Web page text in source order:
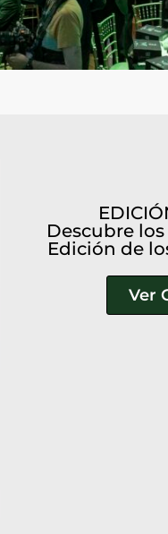
Descubre los
Edición de
Ver